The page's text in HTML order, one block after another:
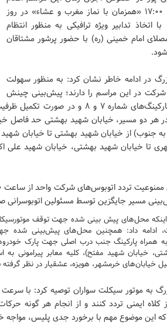
کرد: این مراسم، از ساعت: ۱۷:۰۰ «همزمان با نماز مغرب و عشاء» در روز
۱۱ دی ماه ۱۴۰۴، با اتخاذ تدابیر ویژه ترافیکی به منظور انتظام
امام خمینی (ره) با حضور پرشور مشتاقان
در ادامه خاطر نشان کرد: به منظور سهولت
در این مراسم را دارند؛ پیش‌بینی چینش
محل توقف اتوبوس‌ها در پارکینگ‌های
هر دو مسیر، خیابان شهید بهشتی حد فاصل
جنوب) از خیابان شهید بهشتی تا خیابان
تا خیابان شهید بهشتی، خیابان شهید علی
مسیر جایگزین توسط مسئولین اتوبوسرانی
اینکه محل‌های پیش بینی شده جهت توقف
داد: همچنین محل‌های پیش‌بینی شده
پارکینگ‌های شماره ۱۵ و ۲۰ به همراه پارکینگ جنب درب اصلی
خیابان شهید مفتح)، کلیه معابر پیرامونی
خیابان‌های خرمشهر، هویزه، عشقیار در نظر
به موتور سیکلت سواران توصیه کرد: با سرعت
کلاه ایمنی تردد کنند و از انجام هر گونه
که این موضوع مهم با برخورد جدی پلیس، مواجه